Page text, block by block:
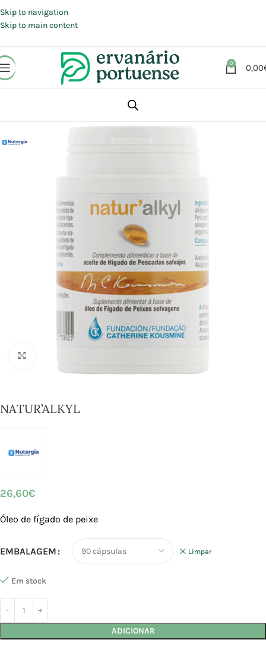
Skip to navigation
Skip to main content
0 0,00
Suplementos alimentares
NATUR’ALKYL
26,60€
Óleo de fígado de peixe
EMBALAGEM Limpar
Em stock
ADICIONAR